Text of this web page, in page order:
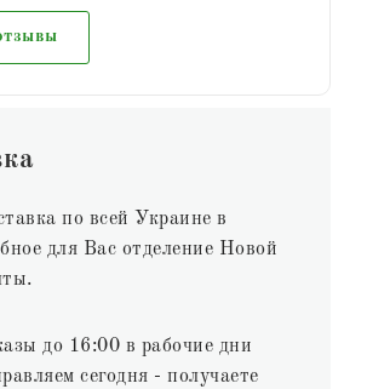
по всей Украине в
для Вас отделение Новой
до 16:00 в рабочие дни
сегодня - получаете